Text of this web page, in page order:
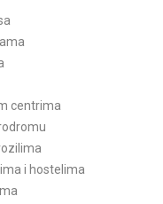
centrima
i hostelima